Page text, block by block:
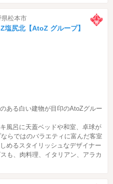
県松本市
塩尻北【AtoZ グループ】
ある白い建物が目印のAtoZグルー
風呂に天蓋ベッドや和室、卓球が
らではのバラエティに富んだ客室
めるスタイリッシュなデザイナー
も、肉料理、イタリアン、アラカ